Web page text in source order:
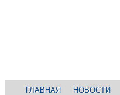
ГЛАВНАЯ НОВОСТИ